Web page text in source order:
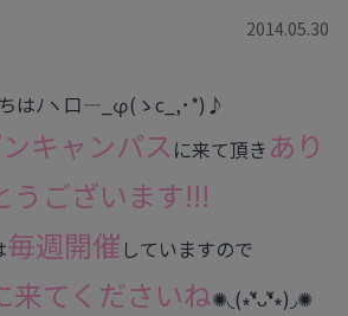
2014.05.30
はﾉヽ口―_φ(ゝc_,･*)♪
キャンパス に来て頂き あり
うございます!!!
毎週開催 していますので
来てくださいね✺◟(∗❛ัᴗ❛ั∗)◞✺